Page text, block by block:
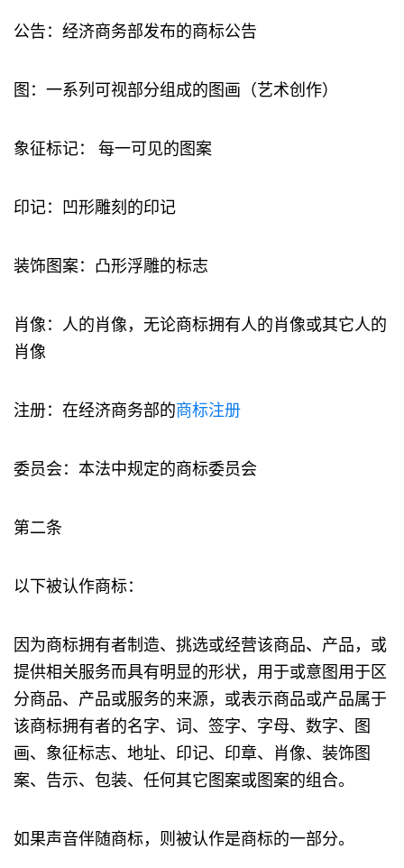
公告：经济商务部发布的商标公告
图：一系列可视部分组成的图画（艺术创作）
象征标记： 每一可见的图案
印记：凹形雕刻的印记
装饰图案：凸形浮雕的标志
肖像：人的肖像，无论商标拥有人的肖像或其它人的
肖像
注册：在经济商务部的商标注册
委员会：本法中规定的商标委员会
第二条
以下被认作商标：
因为商标拥有者制造、挑选或经营该商品、产品，或
提供相关服务而具有明显的形状，用于或意图用于区
分商品、产品或服务的来源，或表示商品或产品属于
该商标拥有者的名字、词、签字、字母、数字、图
画、象征标志、地址、印记、印章、肖像、装饰图
案、告示、包装、任何其它图案或图案的组合。
如果声音伴随商标，则被认作是商标的一部分。